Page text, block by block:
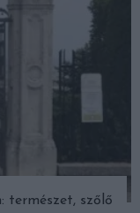
természet, szőlő